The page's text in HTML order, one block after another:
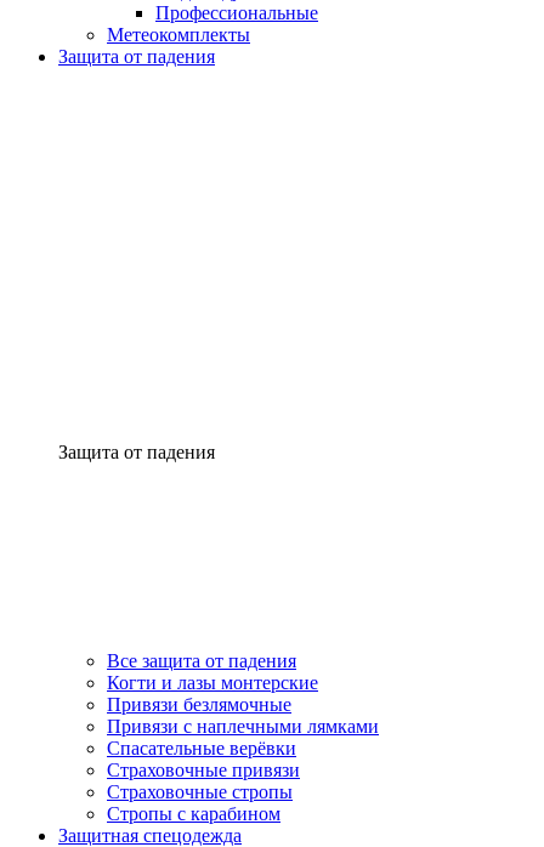
Профессиональные
Метеокомплекты
Защита от падения
Защита от падения
Все защита от падения
Когти и лазы монтерские
Привязи безлямочные
Привязи с наплечными лямками
Спасательные верёвки
Страховочные привязи
Страховочные стропы
Стропы с карабином
Защитная спецодежда